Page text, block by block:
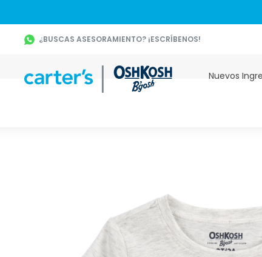
Nuevos
¿BUSCAS ASESORAMIENTO? ¡ESCRÍBENOS!